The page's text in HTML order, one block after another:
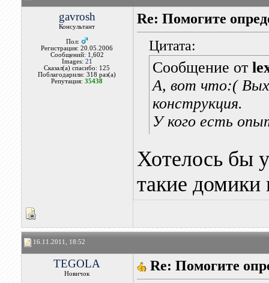
gavrosh
Консультант
Пол:
Регистрация: 20.05.2006
Сообщений: 1,602
Images: 21
Сказал(а) спасибо: 125
Поблагодарили: 318 раз(а)
Репутация:35438
Re: Помогите
Цитата:
Сообщение от
А, вот что:(
конструкция.
У кого есть
Хотелось бы
такие домики
16.11.2011, 18:52
TEGOLA
Новичок
Re: Помогите